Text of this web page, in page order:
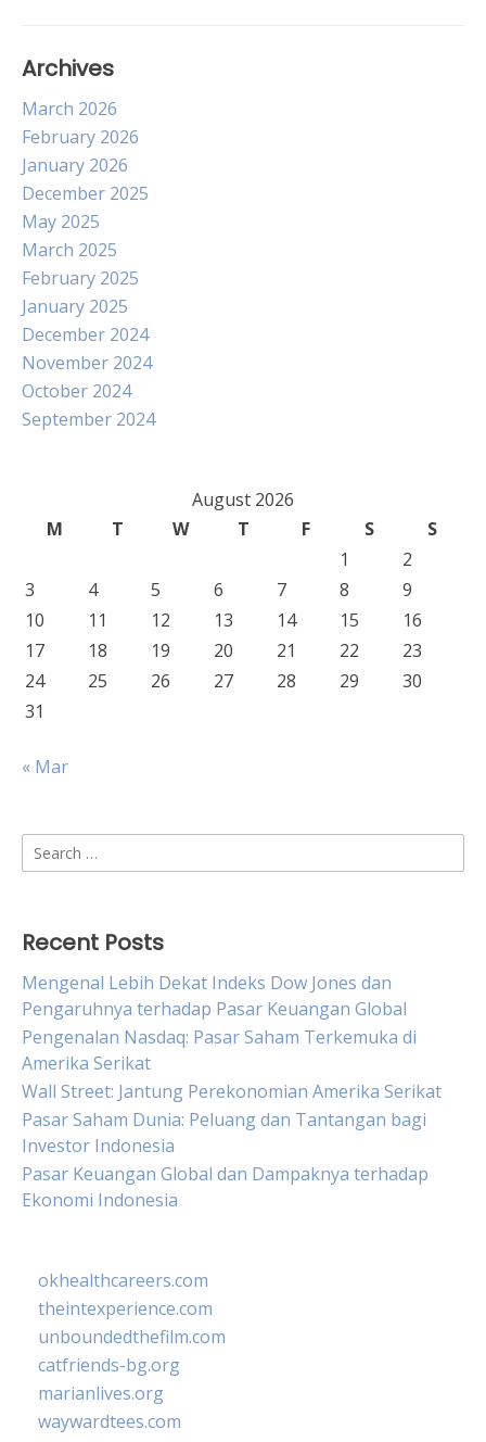
Archives
March 2026
February 2026
January 2026
December 2025
May 2025
March 2025
February 2025
January 2025
December 2024
November 2024
October 2024
September 2024
August 2026
M
T W T F S
S
1
2
3
4 5 6 7 8
9
10
11 12 13 14 15
16
17
18 19 20 21 22
23
24
25 26 27 28 29
30
31
« Mar
Search
for:
Recent Posts
Mengenal Lebih Dekat Indeks Dow Jones dan
Pengaruhnya terhadap Pasar Keuangan Global
Pengenalan Nasdaq: Pasar Saham Terkemuka di
Amerika Serikat
Wall Street: Jantung Perekonomian Amerika Serikat
Pasar Saham Dunia: Peluang dan Tantangan bagi
Investor Indonesia
Pasar Keuangan Global dan Dampaknya terhadap
Ekonomi Indonesia
okhealthcareers.com
theintexperience.com
unboundedthefilm.com
catfriends-bg.org
marianlives.org
waywardtees.com